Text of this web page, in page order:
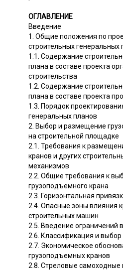
ОГЛАВЛЕНИЕ
Введение
1. Общие положения по
строительных генеральных
1.1. Содержание
плана в составе проекта
строительства
1.2. Содержание
плана в составе проекта
1.3. Порядок
генеральных планов
2. Выбор и размещение
на строительной площадке
2.1. Требования к
кранов и других
механизмов
2.2. Общие требования к
грузоподъемного крана
2.3. Горизонтальная
2.4. Опасные зоны влияния
строительных машин
2.5. Введение ограничений
2.6. Классификация и
2.7. Экономическое
грузоподъемных кранов
2.8. Стреловые самоходные